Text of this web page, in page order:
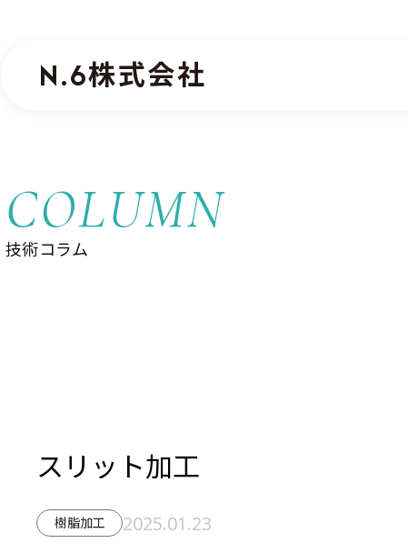
N.6株式会社
COLUMN
技術コラム
スリット加工
樹脂加工 2025.01.23